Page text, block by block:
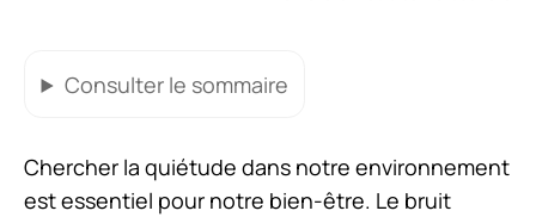
Consulter le sommaire
Chercher la quiétude dans notre environnement
est essentiel pour notre bien-être. Le bruit